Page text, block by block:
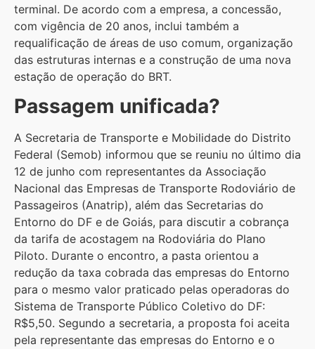
terminal. De acordo com a empresa, a concessão,
com vigência de 20 anos, inclui também a
requalificação de áreas de uso comum, organização
das estruturas internas e a construção de uma nova
estação de operação do BRT.
Passagem unificada?
A Secretaria de Transporte e Mobilidade do Distrito
Federal (Semob) informou que se reuniu no último dia
12 de junho com representantes da Associação
Nacional das Empresas de Transporte Rodoviário de
Passageiros (Anatrip), além das Secretarias do
Entorno do DF e de Goiás, para discutir a cobrança
da tarifa de acostagem na Rodoviária do Plano
Piloto. Durante o encontro, a pasta orientou a
redução da taxa cobrada das empresas do Entorno
para o mesmo valor praticado pelas operadoras do
Sistema de Transporte Público Coletivo do DF:
R$5,50. Segundo a secretaria, a proposta foi aceita
pela representante das empresas do Entorno e o